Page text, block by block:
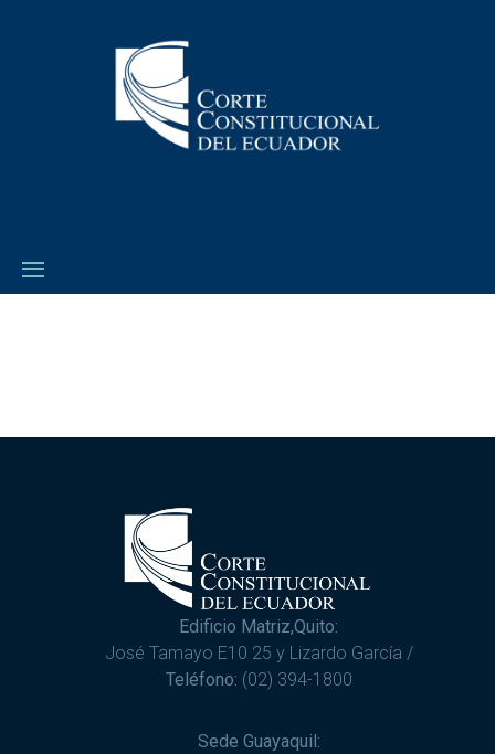
Edificio Matriz,Quito:
José Tamayo E10 25 y Lizardo García /
Teléfono: (02) 394-1800
Sede Guayaquil: